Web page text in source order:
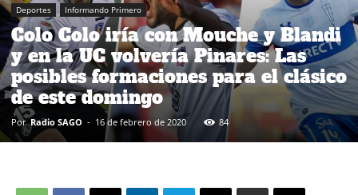
Deportes Informando Primero
Colo Colo iría con Mouche y Blandi
y en la UC volvería Pinares: Las
posibles formaciones para el clásico
de este domingo
Por Radio SAGO - 16 de febrero de 2020 84